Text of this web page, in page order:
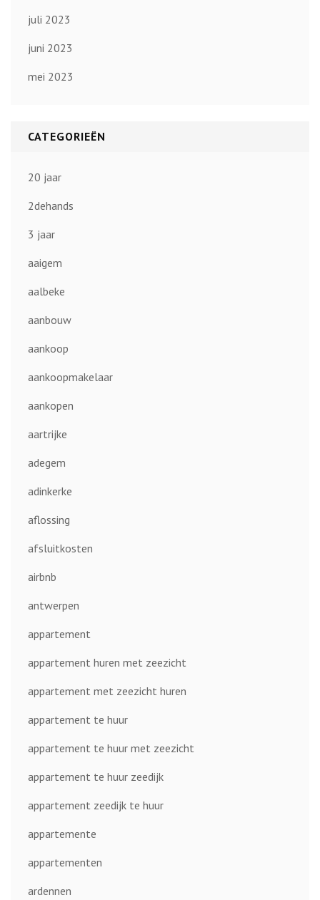
juli 2023
juni 2023
mei 2023
CATEGORIEËN
20 jaar
2dehands
3 jaar
aaigem
aalbeke
aanbouw
aankoop
aankoopmakelaar
aankopen
aartrijke
adegem
adinkerke
aflossing
afsluitkosten
airbnb
antwerpen
appartement
appartement huren met zeezicht
appartement met zeezicht huren
appartement te huur
appartement te huur met zeezicht
appartement te huur zeedijk
appartement zeedijk te huur
appartemente
appartementen
ardennen